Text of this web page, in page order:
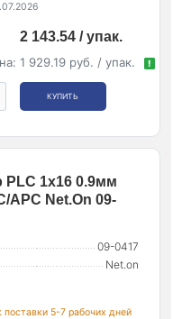
2 143.54 / упак.
1 929.19 руб. / упак. !
КУПИТЬ
PLC 1х16 0.9мм
APC Net.On 09-
09-0417
Net.on
поставки 5-7 рабочих дней